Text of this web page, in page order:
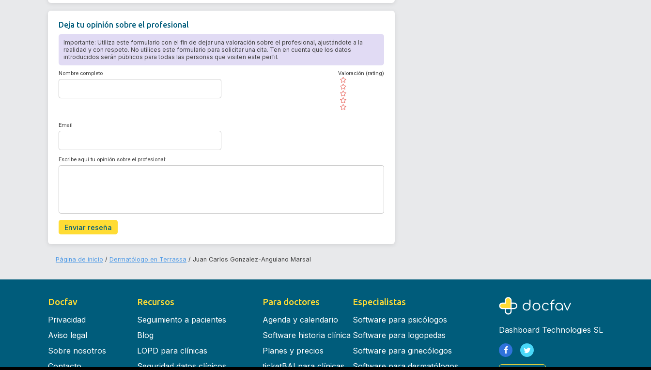
Deja tu opinión sobre el profesional
Importante: Utiliza este formulario con el fin de dejar una valoración sobre el profesional, ajustándote a la
realidad y con respeto. No utilices este formulario para solicitar una cita. Ten en cuenta que los datos
introducidos serán públicos para todas las personas que visiten este perfil.
Nombre completo
( )
( )
( )
( )
( )
Valoración (rating)
Email
Escribe aquí tu opinión sobre el profesional:
Enviar reseña
Página de inicio Dermatólogo en Terrassa Juan Carlos Gonzalez-Anguiano Marsal
Docfav
Privacidad
Aviso legal
Sobre nosotros
Contacto
Recursos
Seguimiento a pacientes
Blog
LOPD para clínicas
Seguridad datos clínicos
Para doctores
Agenda y calendario
Software historia clínica
Planes y precios
ticketBAI para clínicas
Especialistas
Software para psicólogos
Software para logopedas
Software para ginecólogos
Software para dermatólogos
Dashboard Technologies SL